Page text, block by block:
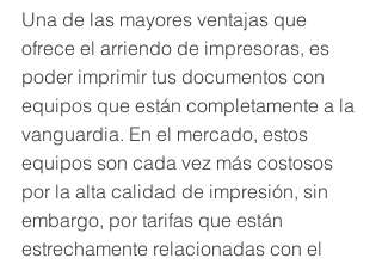
Una de las mayores ventajas que
ofrece el arriendo de impresoras, es
poder imprimir tus documentos con
equipos que están completamente a la
vanguardia. En el mercado, estos
equipos son cada vez más costosos
por la alta calidad de impresión, sin
embargo, por tarifas que están
estrechamente relacionadas con el